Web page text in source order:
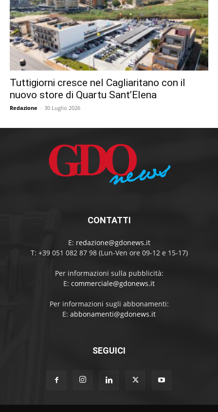
Tuttigiorni cresce nel Cagliaritano con il
nuovo store di Quartu Sant’Elena
Redazione - 30 Luglio 2026
CONTATTI
E: redazione@gdonews.it
T: +39 051 082 87 98 (Lun-Ven ore 09-12 e 15-17)
Per informazioni sulla pubblicità:
E: commerciale@gdonews.it
Per informazioni sugli abbonamenti:
E: abbonamenti@gdonews.it
SEGUICI